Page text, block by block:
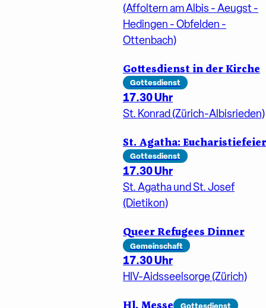
(Affoltern am Albis - Aeugst -
Hedingen - Obfelden -
Ottenbach)
Gottesdienst in der Kirche
Gottesdienst
17.30 Uhr
St. Konrad (Zürich-Albisrieden)
St. Agatha: Eucharistiefeier
Gottesdienst
17.30 Uhr
St. Agatha und St. Josef
(Dietikon)
Queer Refugees Dinner
Gemeinschaft
17.30 Uhr
HIV-Aidsseelsorge (Zürich)
Gottesdienst